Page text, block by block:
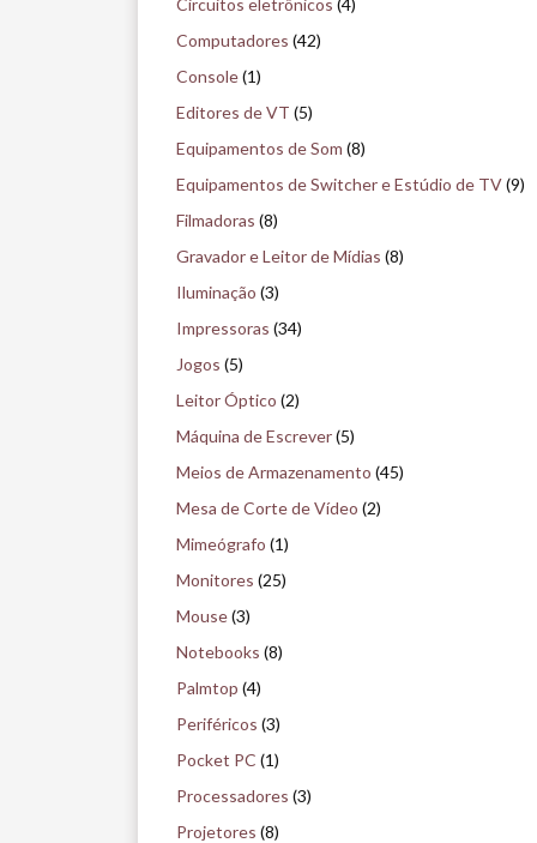
Computadores (42)
Console(1)
Editores de VT (5)
Equipamentos de Som (8)
Equipamentos de Switcher e Estúdio de TV(9)
Filmadoras (8)
Gravador e Leitor de Mídias (8)
Iluminação (3)
Impressoras (34)
Jogos (5)
Leitor Óptico (2)
Máquina de Escrever(5)
Meios de Armazenamento (45)
Mesa de Corte de Vídeo (2)
Mimeógrafo (1)
Monitores (25)
Mouse(3)
Notebooks (8)
Palmtop (4)
Periféricos (3)
Pocket PC (1)
Processadores (3)
Projetores (8)